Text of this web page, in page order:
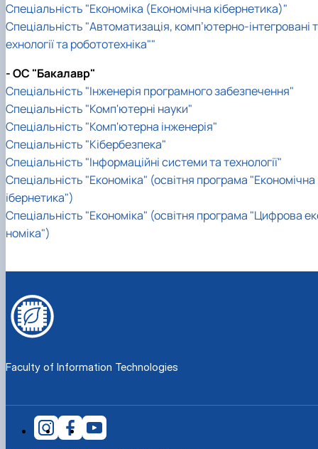
Спеціальність "Економіка (Економічна кібернетика)"
Спеціальність "Автоматизація, комп’ютерно-інтегровані т
ехнології та робототехніка""
- ОС "Бакалавр"
Спеціальність "Інженерія програмного забезпечення"
Спеціальність "Комп'ютерні науки"
Спеціальність "Комп'ютерна інженерія"
Спеціальність "Кібербезпека"
Спеціальність "Інформаційні системи та технології"
Спеціальність "Економіка" (освітня програма "Економічна
ібернетика")
Спеціальність "Економіка" (освітня програма "Цифрова
номіка")
Faculty of Information Technologies